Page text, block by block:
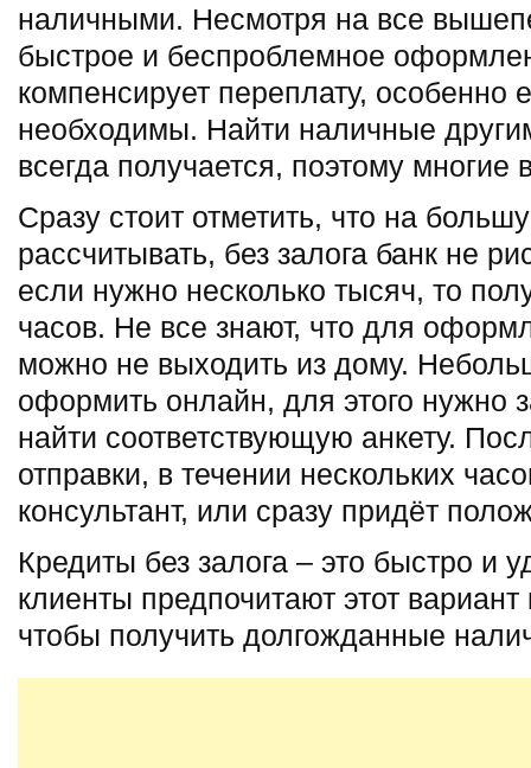
наличными. Несмотря на все
быстрое и беспроблемное
компенсирует переплату, особенно
необходимы. Найти наличные
всегда получается, поэтому многие
Сразу стоит отметить, что на
рассчитывать, без залога банк не
если нужно несколько тысяч, то
часов. Не все знают, что для
можно не выходить из дому.
оформить онлайн, для этого нужно
найти соответствующую анкету.
отправки, в течении нескольких
консультант, или сразу придёт
Кредиты без залога – это быстро и
клиенты предпочитают этот
чтобы получить долгожданные